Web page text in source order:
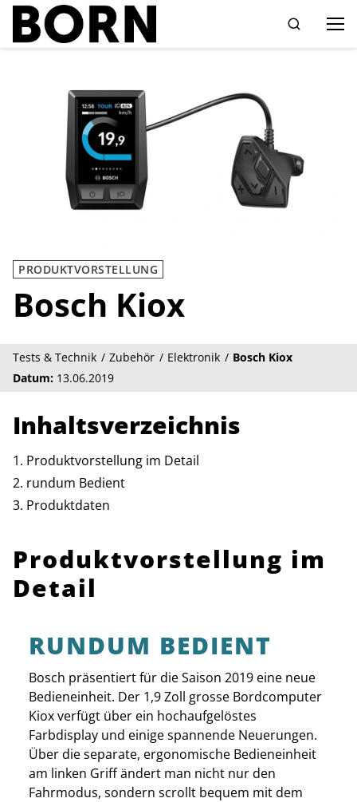
PRODUKTVORSTELLUNG
Bosch Kiox
Tests & Technik Zubehör Elektronik
Bosch Kiox
Datum: 13.06.2019
Inhaltsverzeichnis
Produktvorstellung im Detail
rundum Bedient
Produktdaten
Produktvorstellung im
Detail
RUNDUM BEDIENT
Bosch präsentiert für die Saison 2019 eine neue
Bedieneinheit. Der 1,9 Zoll grosse Bordcomputer
Kiox verfügt über ein hochaufgelöstes
Farbdisplay und einige spannende Neuerungen.
Über die separate, ergonomische Bedieneinheit
am linken Griff ändert man nicht nur den
Fahrmodus, sondern scrollt bequem mit dem